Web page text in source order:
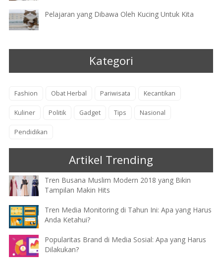
Pelajaran yang Dibawa Oleh Kucing Untuk Kita
Kategori
Fashion Obat Herbal Pariwisata Kecantikan
Kuliner Politik Gadget Tips Nasional
Pendidikan
Artikel Trending
Tren Busana Muslim Modern 2018 yang Bikin
Tampilan Makin Hits
Tren Media Monitoring di Tahun Ini: Apa yang Harus
Anda Ketahui?
Popularitas Brand di Media Sosial: Apa yang Harus
Dilakukan?